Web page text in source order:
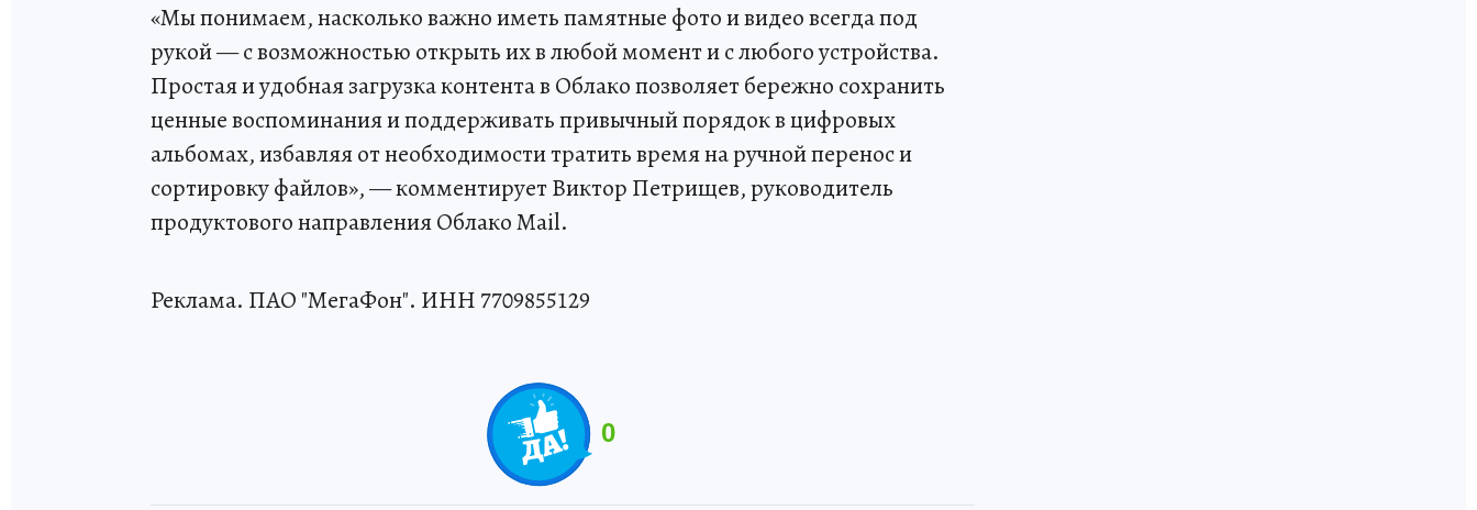
«Мы понимаем, насколько важно иметь памятные фото и видео всегда под
рукой — с возможностью открыть их в любой момент и с любого устройства.
Простая и удобная загрузка контента в Облако позволяет бережно сохранить
ценные воспоминания и поддерживать привычный порядок в цифровых
альбомах, избавляя от необходимости тратить время на ручной перенос и
сортировку файлов», — комментирует Виктор Петрищев, руководитель
продуктового направления Облако Mail.
Реклама. ПАО "МегаФон". ИНН 7709855129
0